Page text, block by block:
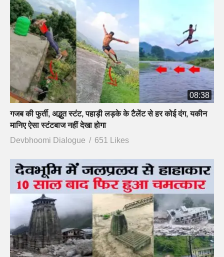
08:38
गजब की फुर्ती, अद्भुत स्टंट, पहाड़ी लड़के के टैलेंट से हर कोई दंग, यकीन
मानिए ऐसा स्टंटबाज नहीं देखा होगा
Devbhoomi Dialogue
651 Likes